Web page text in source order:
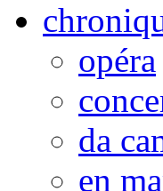
opéra
da
en